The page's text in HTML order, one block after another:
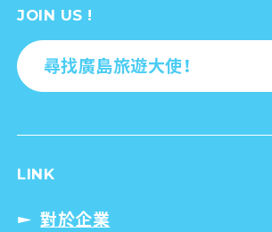
JOIN US !
尋找廣島旅遊大使！
LINK
對於企業